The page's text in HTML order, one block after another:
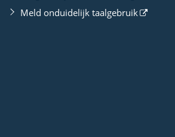
Meld onduidelijk taalgebruik